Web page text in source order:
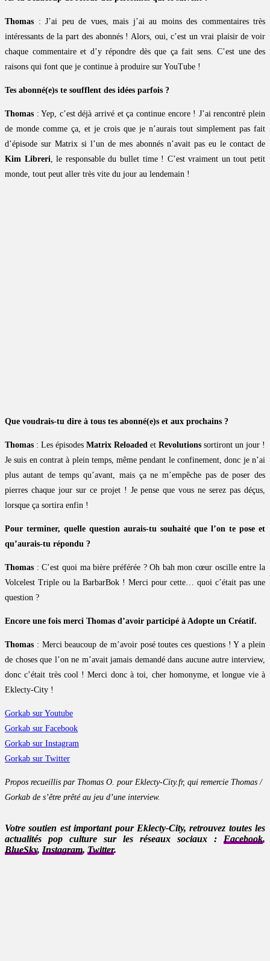
Thomas : J’ai peu de vues, mais j’ai au moins des commentaires très
intéressants de la part des abonnés ! Alors, oui, c’est un vrai plaisir de voir
chaque commentaire et d’y répondre dès que ça fait sens. C’est une des
raisons qui font que je continue à produire sur YouTube !
Tes abonné(e)s te soufflent des idées parfois ?
Thomas : Yep, c’est déjà arrivé et ça continue encore ! J’ai rencontré plein
de monde comme ça, et je crois que je n’aurais tout simplement pas fait
d’épisode sur Matrix si l’un de mes abonnés n’avait pas eu le contact de
Kim Libreri, le responsable du bullet time ! C’est vraiment un tout petit
monde, tout peut aller très vite du jour au lendemain !
Que voudrais-tu dire à tous tes abonné(e)s et aux prochains ?
Thomas : Les épisodes Matrix Reloaded et Revolutions sortiront un jour !
Je suis en contrat à plein temps, même pendant le confinement, donc je n’ai
plus autant de temps qu’avant, mais ça ne m’empêche pas de poser des
pierres chaque jour sur ce projet ! Je pense que vous ne serez pas déçus,
lorsque ça sortira enfin !
Pour terminer, quelle question aurais-tu souhaité que l’on te pose et
qu’aurais-tu répondu ?
Thomas : C’est quoi ma bière préférée ? Oh bah mon cœur oscille entre la
Volcelest Triple ou la BarbarBok ! Merci pour cette… quoi c’était pas une
question ?
Encore une fois merci Thomas d’avoir participé à Adopte un Créatif.
Thomas : Merci beaucoup de m’avoir posé toutes ces questions ! Y a plein
de choses que l’on ne m’avait jamais demandé dans aucune autre interview,
donc c’était très cool ! Merci donc à toi, cher homonyme, et longue vie à
Eklecty-City !
Gorkab sur Youtube
Gorkab sur Facebook
Gorkab sur Instagram
Gorkab sur Twitter
Propos recueillis par Thomas O. pour Eklecty-City.fr, qui remercie Thomas /
Gorkab de s’être prêté au jeu d’une interview.
Votre soutien est important pour Eklecty-City, retrouvez toutes les
actualités pop culture sur les réseaux sociaux : Facebook,
BlueSky, Instagram, Twitter.